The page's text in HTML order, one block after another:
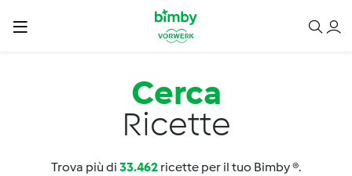
Cerca
Ricette
Trova più di 33.462 ricette per il tuo Bimby ®.